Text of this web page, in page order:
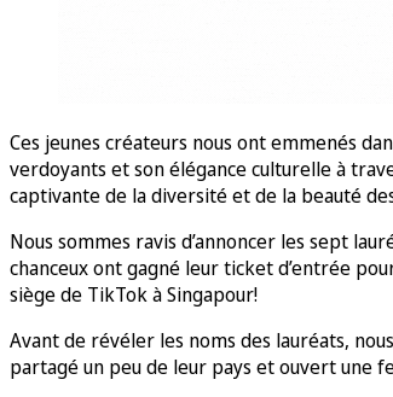
Ces jeunes créateurs nous ont emmenés
verdoyants et son élégance culturelle à
captivante de la diversité et de la beauté des
Nous sommes ravis d’annoncer les sept
chanceux ont gagné leur ticket d’entrée
siège de TikTok à Singapour!
Avant de révéler les noms des lauréats,
partagé un peu de leur pays et ouvert une